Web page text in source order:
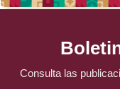
Consulta las